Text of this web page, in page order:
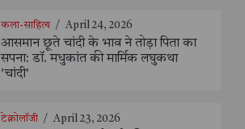
कला-साहित्य / April 24, 2026
आसमान छूते चांदी के भाव ने तोड़ा पिता का
सपना: डॉ. मधुकांत की मार्मिक लघुकथा
'चांदी'
टेक्नोलॉजी / April 23, 2026